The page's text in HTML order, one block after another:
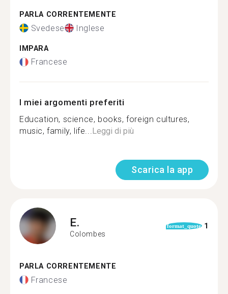
PARLA CORRENTEMENTE
Svedese Inglese
IMPARA
Francese
I miei argomenti preferiti
Education, science, books, foreign cultures,
music, family, life...Leggi di più
Scarica la app
E.
Colombes
format_quote 1
PARLA CORRENTEMENTE
Francese